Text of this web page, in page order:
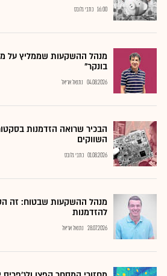
16:00 כתבי גלובס
מנהל ההשקעות שממליץ על
בונקר"
04.08.2026 נתנאל אריאל
הבכיר שרואה הזדמנות
השווקים
01.08.2026 כתבי גלובס
מנהל ההשקעות שבטוח: זה
להזדמנות
28.07.2026 נתנאל אריאל